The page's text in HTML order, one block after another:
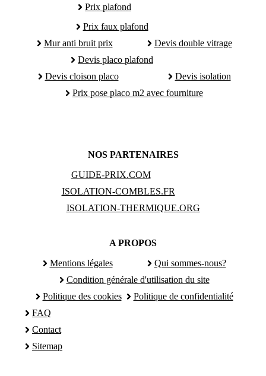
Prix plafond
Prix faux plafond
Mur anti bruit prix
Devis double vitrage
Devis placo plafond
Devis cloison placo
Devis isolation
Prix pose placo m2 avec fourniture
NOS PARTENAIRES
GUIDE-PRIX.COM
ISOLATION-COMBLES.FR
ISOLATION-THERMIQUE.ORG
A PROPOS
Mentions légales
Qui sommes-nous?
Condition générale d'utilisation du site
Politique des cookies
Politique de confidentialité
FAQ
Contact
Sitemap